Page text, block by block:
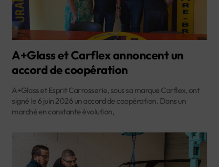
A+Glass et Carflex annoncent un
accord de coopération
A+Glass et Esprit Carrosserie, sous sa marque Carflex, ont
signé le 6 juin 2026 un accord de coopération. Dans un
marché en constante évolution,